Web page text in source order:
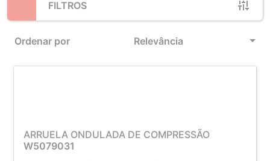
FILTROS
Ordenar por Relevância
ARRUELA ONDULADA DE COMPRESSÃO
W5079031